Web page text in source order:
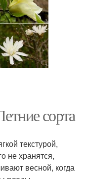
сорта
текстурой,
не хранятся,
весной, когда